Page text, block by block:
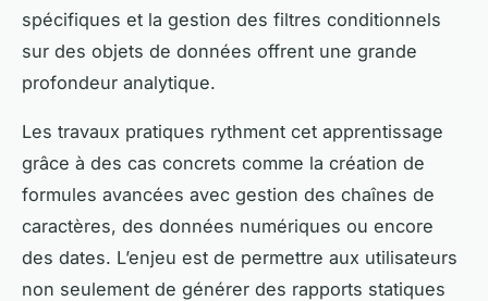
spécifiques et la gestion des filtres conditionnels
sur des objets de données offrent une grande
profondeur analytique.
Les travaux pratiques rythment cet apprentissage
grâce à des cas concrets comme la création de
formules avancées avec gestion des chaînes de
caractères, des données numériques ou encore
des dates. L’enjeu est de permettre aux utilisateurs
non seulement de générer des rapports statiques